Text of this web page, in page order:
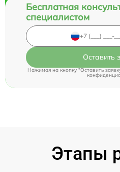
Бесплатная
специалистом
Оставить
Нажимая на кнопку "Оставить
Этапы